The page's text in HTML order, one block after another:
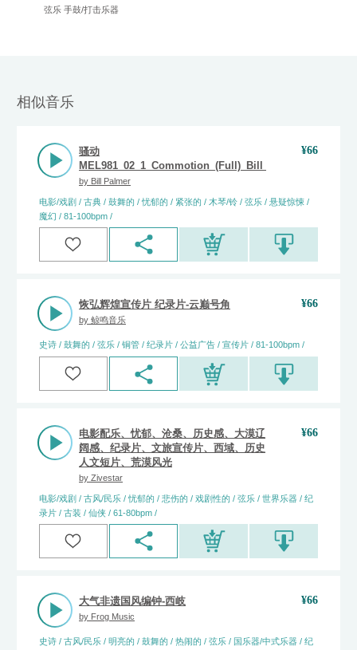
弦乐 手鼓/打击乐器
相似音乐
骚动
MEL981_02_1_Commotion_(Full)_Bill_Palmer
by Bill Palmer
¥66
电影/戏剧 / 古典 / 鼓舞的 / 忧郁的 / 紧张的 / 木琴/铃 / 弦乐 / 悬疑惊悚 /
魔幻 / 81-100bpm /
恢弘辉煌宣传片 纪录片-云巅号角
by 鲸鸣音乐
¥66
史诗 / 鼓舞的 / 弦乐 / 铜管 / 纪录片 / 公益广告 / 宣传片 / 81-100bpm /
电影配乐、忧郁、沧桑、历史感、大漠辽
阔感、纪录片、文旅宣传片、西域、历史
人文短片、荒漠风光
by Zivestar
¥66
电影/戏剧 / 古风/民乐 / 忧郁的 / 悲伤的 / 戏剧性的 / 弦乐 / 世界乐器 / 纪
录片 / 古装 / 仙侠 / 61-80bpm /
大气非遗国风编钟-西岐
by Frog Music
¥66
史诗 / 古风/民乐 / 明亮的 / 鼓舞的 / 热闹的 / 弦乐 / 国乐器/中式乐器 / 纪